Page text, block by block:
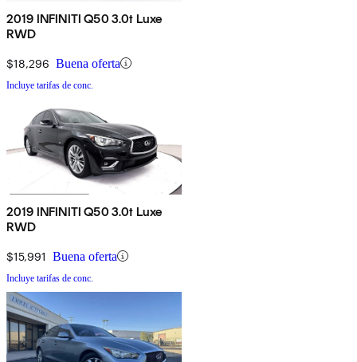
2019 INFINITI Q50 3.0t Luxe
RWD
$18,296 Buena oferta
Incluye tarifas de conc.
2019 INFINITI Q50 3.0t Luxe
RWD
$15,991 Buena oferta
Incluye tarifas de conc.